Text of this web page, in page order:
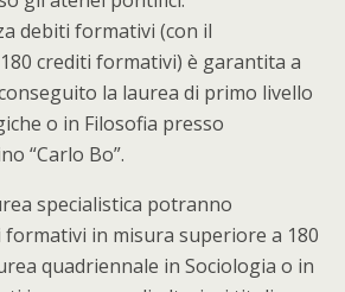
debiti formativi (con il
crediti formativi) è garantita a
la laurea di primo livello
o in Filosofia presso
“Carlo Bo”.
specialistica potranno
in misura superiore a 180
quadriennale in Sociologia o in